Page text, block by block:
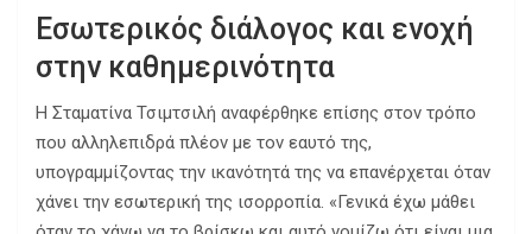
Εσωτερικός διάλογος και ενοχή
στην καθημερινότητα
Η Σταματίνα Τσιμτσιλή αναφέρθηκε επίσης στον τρόπο
που αλληλεπιδρά πλέον με τον εαυτό της,
υπογραμμίζοντας την ικανότητά της να επανέρχεται όταν
χάνει την εσωτερική της ισορροπία. «Γενικά έχω μάθει